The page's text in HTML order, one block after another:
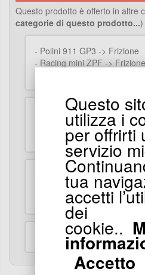
Questo prodotto è offerto in altre
categorie di questo prodotto...)
- Polini 911 GP3 -> Frizione
- Racing mini ZPF -> Frizione
-
-
mini quad -> Frizione
-
Pocket replica R1 ->
-
Parti per mini scooter ->
-
Pocket Blata MT4 ->
-
Dirt Nitro -> Frizione
-
Moto Nitro -> Frizione
- Mini Moto -> Frizione
Questo
utilizza i
per offrirti
servizio
tua
accetti
dei
cookie..
Accetto